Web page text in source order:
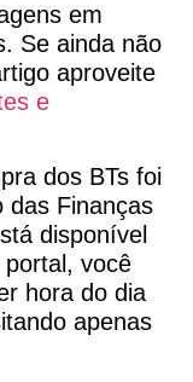
em
Se ainda não
aproveite
e
dos BTs foi
das Finanças
disponível
você
hora do dia
apenas